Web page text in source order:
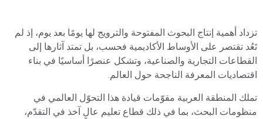
تزداد أهمية إنتاج البحوث المفتوحة والترويج لها يومًا بعد يوم، إذ لم
تَعُد تقتصر على الأوساط الأكاديمية فحسب، بل تمتد آثارها إلى
القطاعات التجارية والصناعية، وتشكل عنصرًا أساسيًا في بناء
اقتصاديات المعرفة الناجحة حول العالم.
تملك المنطقة العربية مقوّمات قيادة هذا التحوّل العالمي في
منظومات البحث، بما في ذلك قطاع تعليم عالٍ آخذ في التقدّم،